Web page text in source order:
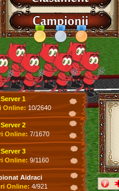
Server 1
Online: 10/2640
Server 2
Online: 7/1670
Server 3
Online: 9/1160
Aidraci
Online: 4/921